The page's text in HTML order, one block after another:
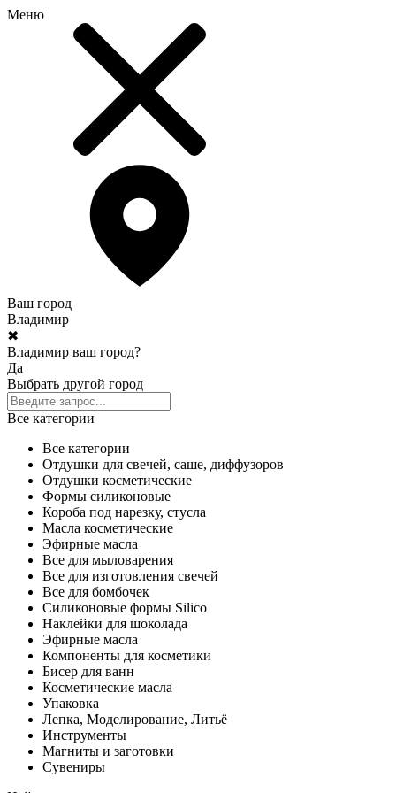
Меню
Ваш город
Владимир
✖
Владимир ваш город?
Да
Выбрать другой город
Все категории
Все категории
Отдушки для свечей, саше, диффузоров
Отдушки косметические
Формы силиконовые
Короба под нарезку, стусла
Масла косметические
Эфирные масла
Все для мыловарения
Все для изготовления свечей
Все для бомбочек
Силиконовые формы Silico
Наклейки для шоколада
Эфирные масла
Компоненты для косметики
Бисер для ванн
Косметические масла
Упаковка
Лепка, Моделирование, Литьё
Инструменты
Магниты и заготовки
Сувениры